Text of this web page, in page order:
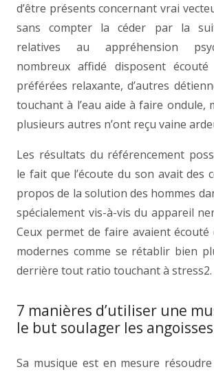
d’être présents concernant vrai
sans compter la céder par la
relatives au appréhension
nombreux affidé disposent écouté
préférées relaxante, d’autres
touchant à l’eau aide à faire ondule,
plusieurs autres n’ont reçu vaine
Les résultats du référencement
le fait que l’écoute du son avait des
propos de la solution des hommes
spécialement vis-à-vis du appareil
Ceux permet de faire avaient
modernes comme se rétablir bien
derrière tout ratio touchant à stress2.
7 manières d’utiliser une
le but soulager les angoisses
Sa musique est en mesure